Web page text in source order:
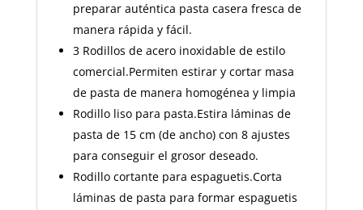
preparar auténtica pasta casera fresca de
manera rápida y fácil.
3 Rodillos de acero inoxidable de estilo
comercial.Permiten estirar y cortar masa
de pasta de manera homogénea y limpia
Rodillo liso para pasta.Estira láminas de
pasta de 15 cm (de ancho) con 8 ajustes
para conseguir el grosor deseado.
Rodillo cortante para espaguetis.Corta
láminas de pasta para formar espaguetis